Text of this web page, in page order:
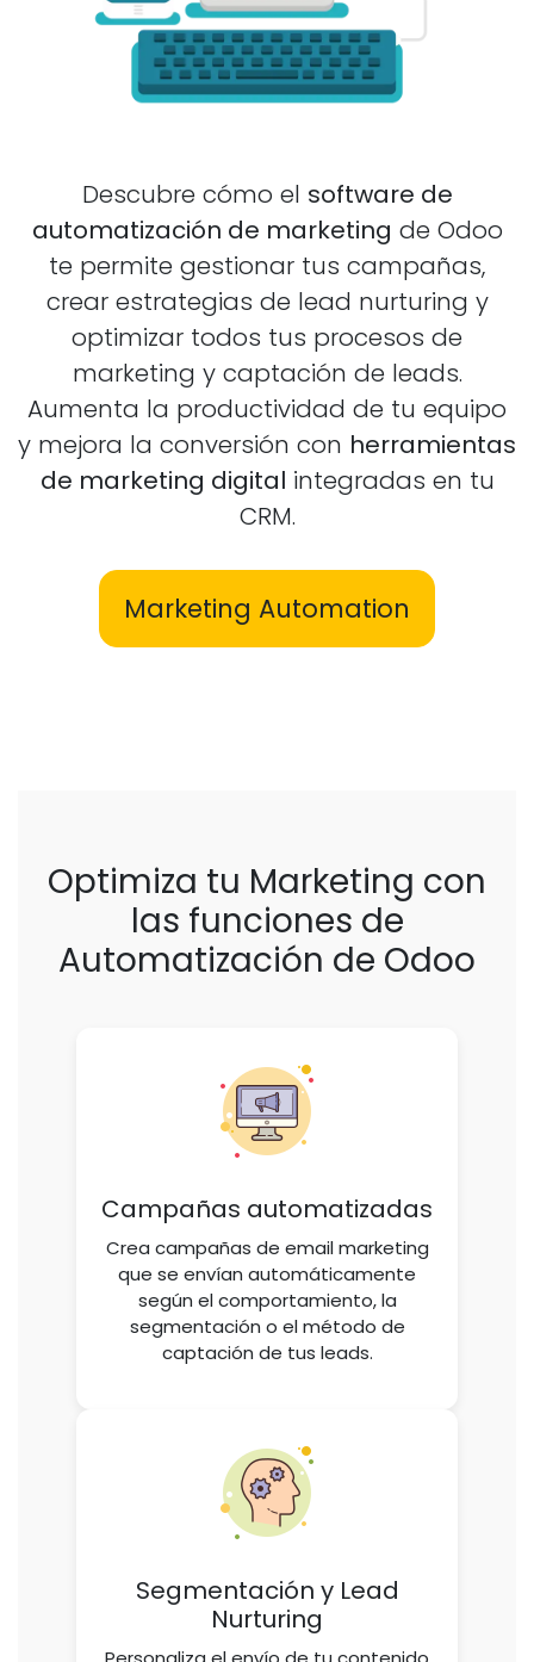
Descubre cómo el software de
automatización de marketing de Odoo
te permite gestionar tus campañas,
crear estrategias de lead nurturing y
optimizar todos tus procesos de
marketing y captación de leads.
Aumenta la productividad de tu equipo
y mejora la conversión con herramientas
de marketing digital integradas en tu
CRM.
Marketing Automation
Optimiza tu Marketing con
las funciones de
Automatización de Odoo
Campañas automatizadas
Crea campañas de email marketing
que se envían automáticamente
según el comportamiento, la
segmentación o el método de
captación de tus leads.
Segmentación y Lead
Nurturing